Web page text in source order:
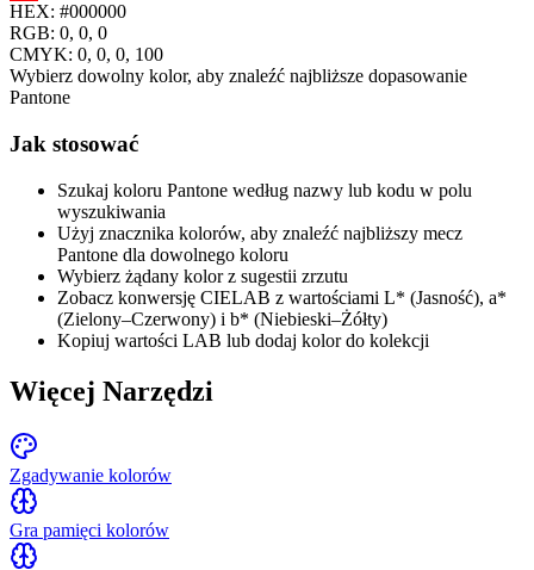
HEX: #000000
RGB: 0, 0, 0
CMYK: 0, 0, 0, 100
Wybierz dowolny kolor, aby znaleźć najbliższe dopasowanie
Pantone
Jak stosować
Szukaj koloru Pantone według nazwy lub kodu w polu
wyszukiwania
Użyj znacznika kolorów, aby znaleźć najbliższy mecz
Pantone dla dowolnego koloru
Wybierz żądany kolor z sugestii zrzutu
Zobacz konwersję CIELAB z wartościami L* (Jasność), a*
(Zielony–Czerwony) i b* (Niebieski–Żółty)
Kopiuj wartości LAB lub dodaj kolor do kolekcji
Więcej Narzędzi
Zgadywanie kolorów
Gra pamięci kolorów